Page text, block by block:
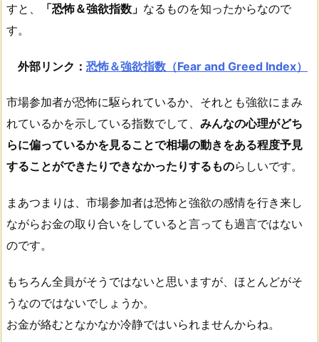
すと、
「恐怖＆強欲指数」 なるものを知ったからなので
す。
外部リンク： 恐怖＆強欲指数（Fear and Greed Index）
市場参加者が恐怖に駆られているか、それとも強欲にまみ
れているかを示している指数でして、 みんなの心理がどち
らに偏っているかを見ることで相場の動きをある程度予見
することができたりできなかったりするものらしいです。
まあつまりは、市場参加者は恐怖と強欲の感情を行き来し
ながらお金の取り合いをしていると言っても過言ではない
のです。
もちろん全員がそうではないと思いますが、ほとんどがそ
うなのではないでしょうか。
お金が絡むとなかなか冷静ではいられませんからね。